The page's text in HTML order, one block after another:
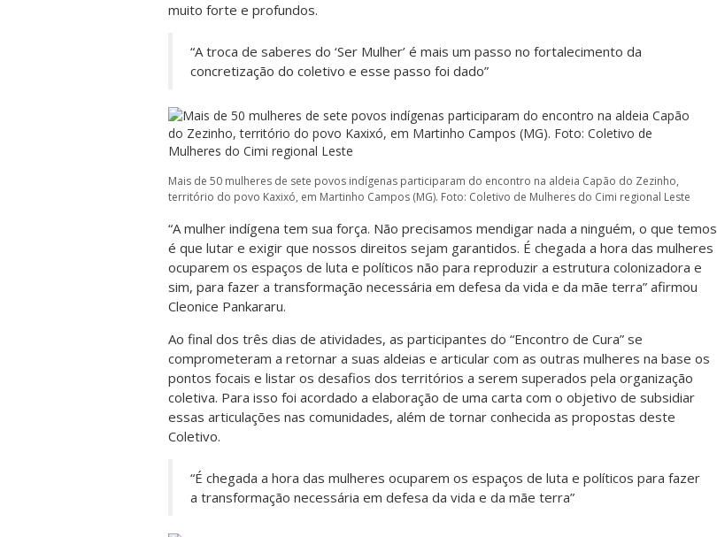
muito forte e profundos.
“A troca de saberes do ‘Ser Mulher’ é mais um passo no fortalecimento da
concretização do coletivo e esse passo foi dado”
Mais de 50 mulheres de sete povos indígenas participaram do encontro na aldeia Capão do Zezinho,
território do povo Kaxixó, em Martinho Campos (MG). Foto: Coletivo de Mulheres do Cimi regional Leste
“A mulher indígena tem sua força. Não precisamos mendigar nada a ninguém, o que temos
é que lutar e exigir que nossos direitos sejam garantidos. É chegada a hora das mulheres
ocuparem os espaços de luta e políticos não para reproduzir a estrutura colonizadora e
sim, para fazer a transformação necessária em defesa da vida e da mãe terra” afirmou
Cleonice Pankararu.
Ao final dos três dias de atividades, as participantes do “Encontro de Cura” se
comprometeram a retornar a suas aldeias e articular com as outras mulheres na base os
pontos focais e listar os desafios dos territórios a serem superados pela organização
coletiva. Para isso foi acordado a elaboração de uma carta com o objetivo de subsidiar
essas articulações nas comunidades, além de tornar conhecida as propostas deste
Coletivo.
“É chegada a hora das mulheres ocuparem os espaços de luta e políticos para fazer
a transformação necessária em defesa da vida e da mãe terra”